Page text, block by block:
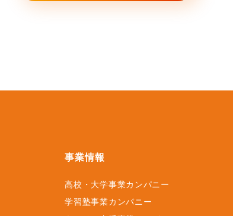
事業情報
高校・大学事業カンパニー
学習塾事業カンパニー